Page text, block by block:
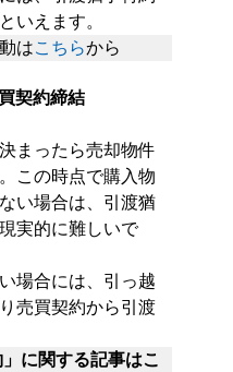
いえます。
はこちらから
契約締結
まったら売却物件
この時点で購入物
い場合は、引渡猶
実的に難しいで
場合には、引っ越
売買契約から引渡
に関する記事はこ